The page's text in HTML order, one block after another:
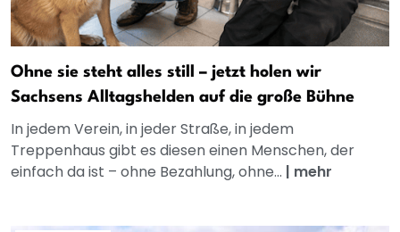
Ohne sie steht alles still – jetzt holen wir
Sachsens Alltagshelden auf die große Bühne
In jedem Verein, in jeder Straße, in jedem
Treppenhaus gibt es diesen einen Menschen, der
einfach da ist – ohne Bezahlung, ohne... | mehr